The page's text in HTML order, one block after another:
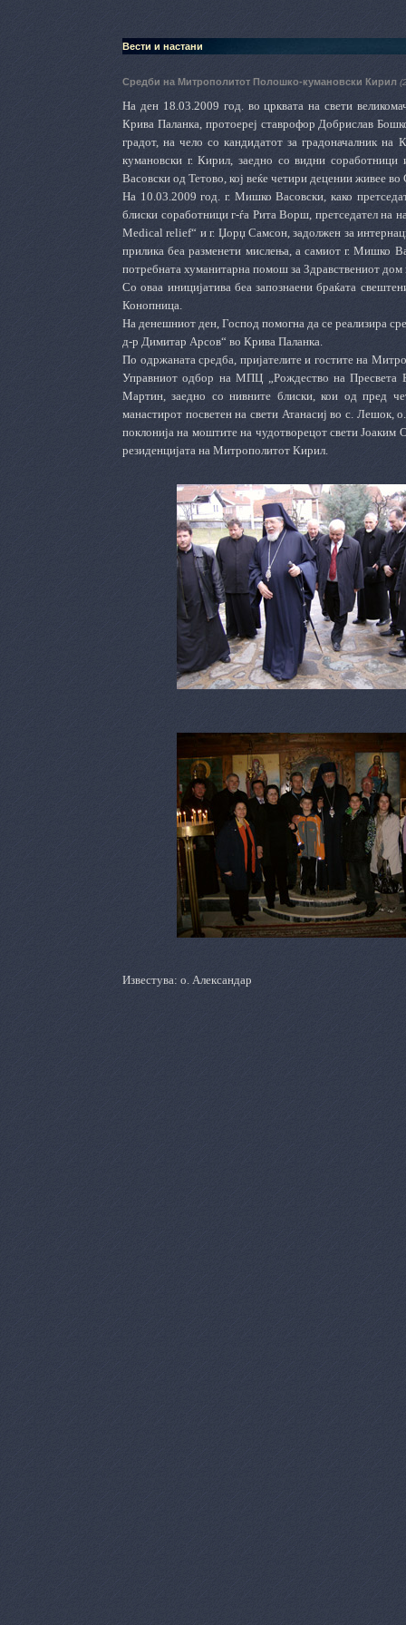
Вести и настани
Средби на Митрополитот Полошко-кумановски Кирил
На ден 18.03.2009 год. во црквата на свети
Крива Паланка, протоереј ставрофор Добрислав
градот, на чело со кандидатот за градоначалник
кумановски г. Кирил, заедно со видни
Васовски од Тетово, кој веќе четири децении живее
На 10.03.2009 год. г. Мишко Васовски, како
блиски соработници г-ѓа Рита Ворш, претседател на
Medical relief“ и г. Џорџ Самсон, задолжен за
прилика беа разменети мислења, а самиот г. Мишко
потребната хуманитарна помош за Здравствениот
Со оваа иницијатива беа запознаени браќата
Конопница.
На денешниот ден, Господ помогна да се реализира
д-р Димитар Арсов“ во Крива Паланка.
По одржаната средба, пријателите и гостите на
Управниот одбор на МПЦ „Рождество на Пресвета
Мартин, заедно со нивните блиски, кои од пред
манастирот посветен на свети Атанасиј во с. Лешок,
поклонија на моштите на чудотворецот свети Јоаким
резиденцијата на Митрополитот Кирил.
Известува: о. Александар